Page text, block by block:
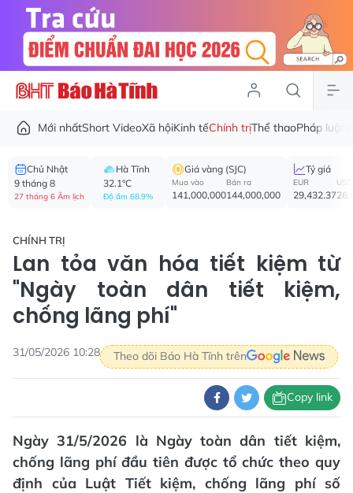
Mới nhấtShort VideoXã hộiKinh tếChính trịThể thaoPháp luật
Chủ Nhật
9 tháng 8
27 tháng 6 Âm lịch
Hà Tĩnh
32.1°C
Độ ẩm 68.9%
Giá vàng (SJC)
Mua vào
141,000,000
Bán ra
144,000,000
Tỷ giá
EUR
29,432.37
USD
CHÍNH TRỊ
Lan tỏa văn hóa tiết kiệm từ
"Ngày toàn dân tiết kiệm,
chống lãng phí"
31/05/2026 10:28 Theo dõi Báo Hà Tĩnh trên
Copy link
Ngày 31/5/2026 là Ngày toàn dân tiết kiệm,
chống lãng phí đầu tiên được tổ chức theo quy
định của Luật Tiết kiệm, chống lãng phí số